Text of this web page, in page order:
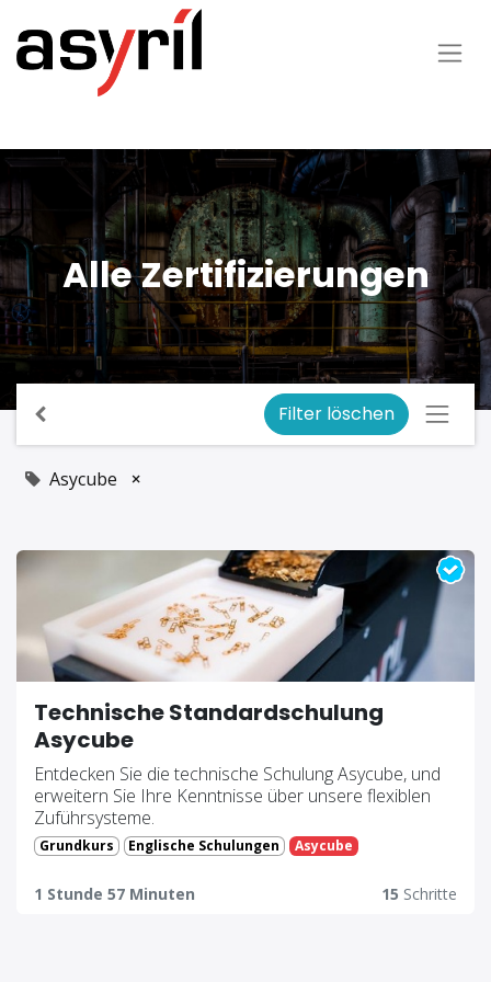
Alle Zertifizierungen
Filter löschen
Asycube ×
Technische Standardschulung
Asycube
Entdecken Sie die technische Schulung Asycube, und
erweitern Sie Ihre Kenntnisse über unsere flexiblen
Zuführsysteme.
Grundkurs Englische Schulungen Asycube
1 Stunde 57 Minuten 15 Schritte